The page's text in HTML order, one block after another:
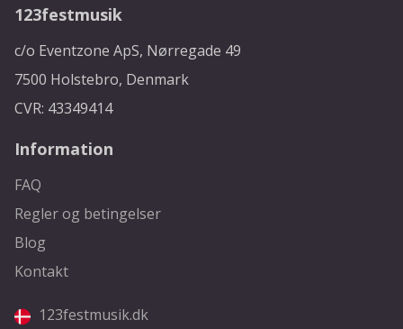
123festmusik
c/o Eventzone ApS, Nørregade 49
7500 Holstebro, Denmark
CVR: 43349414
Information
FAQ
Regler og betingelser
Blog
Kontakt
123festmusik.dk